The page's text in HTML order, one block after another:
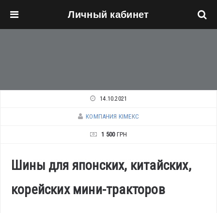
Личный кабинет
14.10.2021
КОМПАНИЯ КІМЕКС
1 500 ГРН
Шины для японских, китайских,
корейских мини-тракторов